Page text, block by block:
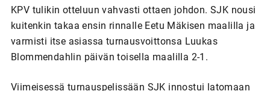
KPV tulikin otteluun vahvasti ottaen johdon. SJK nousi
kuitenkin takaa ensin rinnalle Eetu Mäkisen maalilla ja
varmisti itse asiassa turnausvoittonsa Luukas
Blommendahlin päivän toisella maalilla 2-1.
Viimeisessä turnauspelissään SJK innostui latomaan